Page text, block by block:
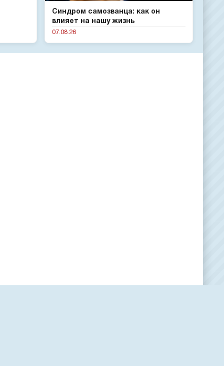
Синдром самозванца: как он
влияет на нашу жизнь
07.08.26